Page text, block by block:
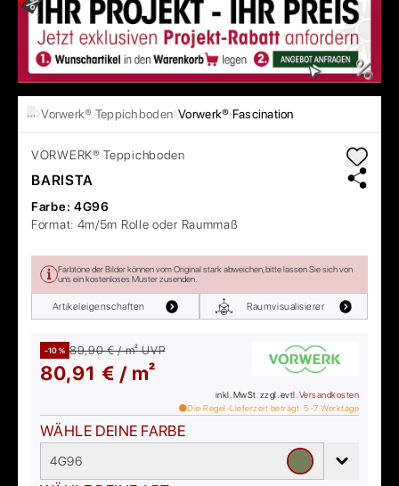
… Vorwerk® Teppichboden Vorwerk® Fascination
VORWERK® Teppichboden
BARISTA
Farbe: 4G96
Format: 4m/5m Rolle oder Raummaß
Farbtöne der Bilder können vom Original stark abweichen, bitte lassen Sie sich von
uns ein kostenloses Muster zusenden.
Artikeleigenschaften Raumvisualisierer
-10 % 89,90 € / m²UVP
80,91 € / m²
inkl. MwSt. zzgl. evtl. Versandkosten
Die Regel-Lieferzeit beträgt: 5-7 Werktage
WÄHLE DEINE FARBE
4G96